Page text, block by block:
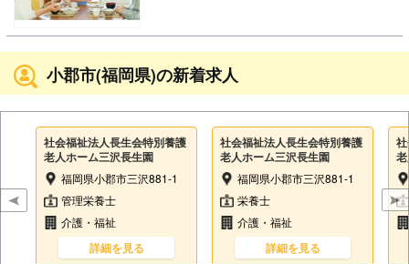
小郡市(福岡県)の新着求人
社会福祉法人長生会特別養護
老人ホーム三沢長生園
福岡県小郡市三沢881-1
管理栄養士
介護・福祉
詳細を見る
社会福祉法人長生会特別養護
老人ホーム三沢長生園
福岡県小郡市三沢881-1
栄養士
介護・福祉
詳細を見る